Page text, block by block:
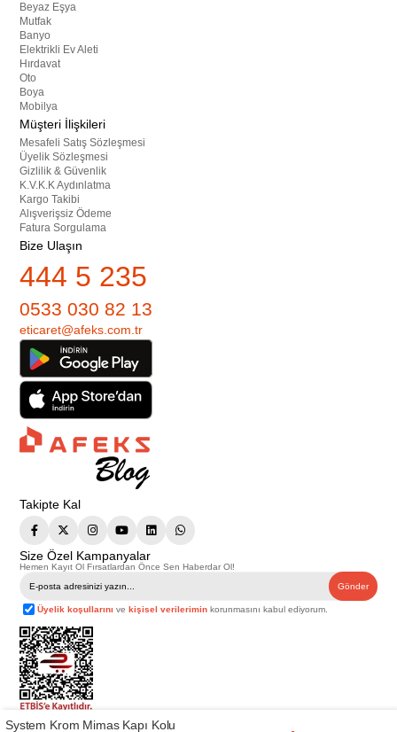
Beyaz Eşya
Mutfak
Banyo
Elektrikli Ev Aleti
Hırdavat
Oto
Boya
Mobilya
Müşteri İlişkileri
Mesafeli Satış Sözleşmesi
Üyelik Sözleşmesi
Gizlilik & Güvenlik
K.V.K.K Aydınlatma
Kargo Takibi
Alışverişsiz Ödeme
Fatura Sorgulama
Bize Ulaşın
444 5 235
0533 030 82 13
eticaret@afeks.com.tr
Takipte Kal
Size Özel Kampanyalar
Hemen Kayıt Ol Fırsatlardan Önce Sen Haberdar Ol!
Gönder
Üyelik koşullarını vekişisel verilerimin korunmasını kabul ediyorum.
System Krom Mimas Kapı Kolu